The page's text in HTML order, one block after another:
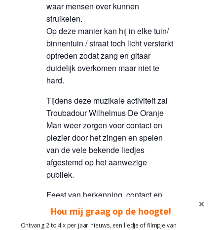
waar mensen over kunnen
struikelen.
Op deze manier kan hij in elke tuin/
binnentuin / straat toch licht versterkt
optreden zodat zang en gitaar
duidelijk overkomen maar niet te
hard.
Tijdens deze muzikale activiteit zal
Troubadour Wilhelmus De Oranje
Man weer zorgen voor contact en
plezier door het zingen en spelen
van de vele bekende liedjes
afgestemd op het aanwezige
publiek.
Feest van herkenning, contact en
plezier met liedjes!
Wilhelmus de Oranje Man
Hou mij graag op de hoogte!
Ontvang 2 to 4 x per jaar nieuws, een liedje of filmpje van